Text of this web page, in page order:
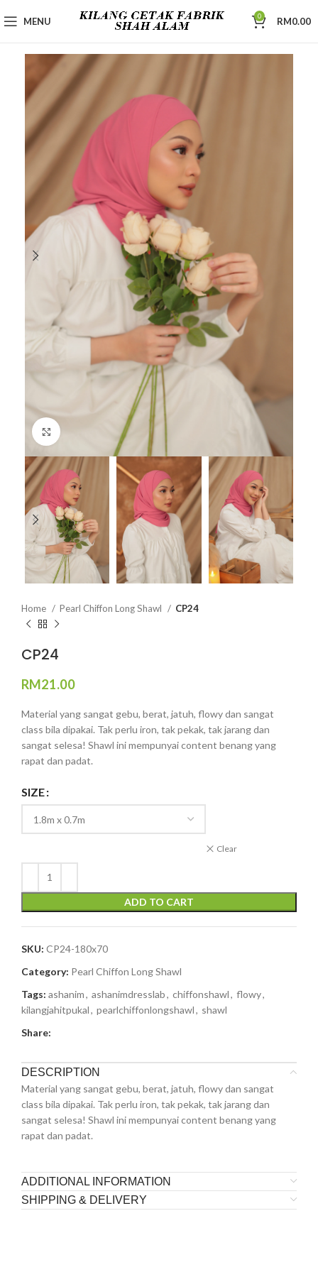
MENU 0 RM0.00
Click to enlarge
Home Pearl Chiffon Long Shawl CP24
CP24
RM21.00
Material yang sangat gebu, berat, jatuh, flowy dan sangat
class bila dipakai. Tak perlu iron, tak pekak, tak jarang dan
sangat selesa! Shawl ini mempunyai content benang yang
rapat dan padat.
SIZE
Clear
ADD TO CART
SKU: CP24-180x70
Category: Pearl Chiffon Long Shawl
Tags: ashanim, ashanimdresslab, chiffonshawl, flowy,
kilangjahitpukal, pearlchiffonlongshawl, shawl
Share:
DESCRIPTION
Material yang sangat gebu, berat, jatuh, flowy dan sangat
class bila dipakai. Tak perlu iron, tak pekak, tak jarang dan
sangat selesa! Shawl ini mempunyai content benang yang
rapat dan padat.
ADDITIONAL INFORMATION
SHIPPING & DELIVERY